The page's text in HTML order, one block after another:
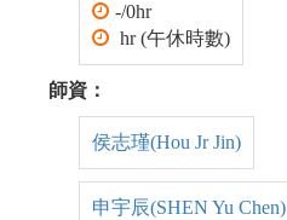
-/0hr
hr (午休時數)
師資：
侯志瑾(Hou Jr Jin)
申宇辰(SHEN Yu Chen)